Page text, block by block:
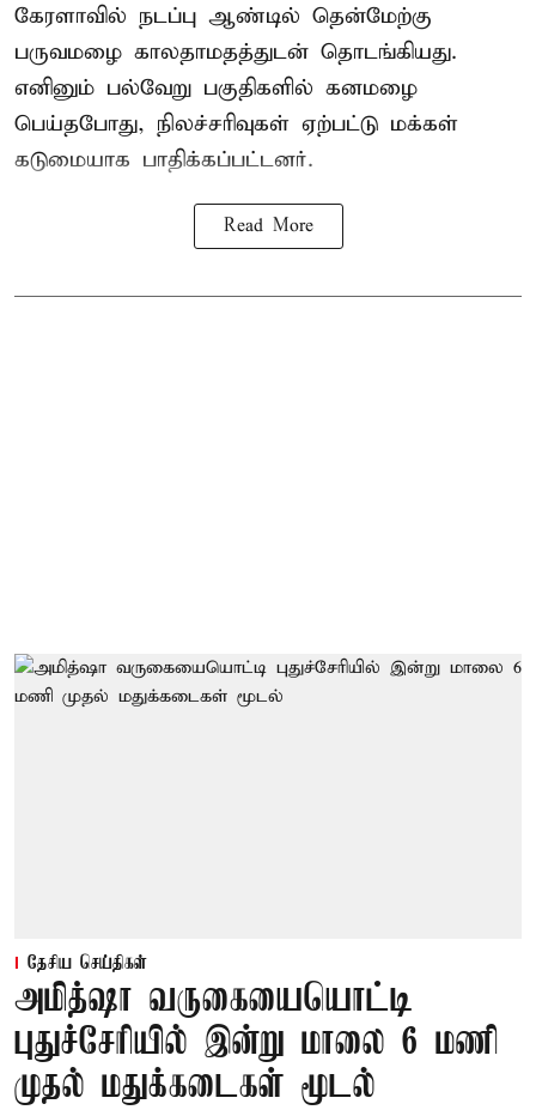
கேரளாவில் நடப்பு ஆண்டில் தென்மேற்கு
பருவமழை காலதாமதத்துடன் தொடங்கியது.
எனினும் பல்வேறு பகுதிகளில் கனமழை
பெய்தபோது, நிலச்சரிவுகள் ஏற்பட்டு மக்கள்
கடுமையாக பாதிக்கப்பட்டனர்.
Read More
தேசிய செய்திகள்
அமித்ஷா வருகையையொட்டி
புதுச்சேரியில் இன்று மாலை 6 மணி
முதல் மதுக்கடைகள் மூடல்